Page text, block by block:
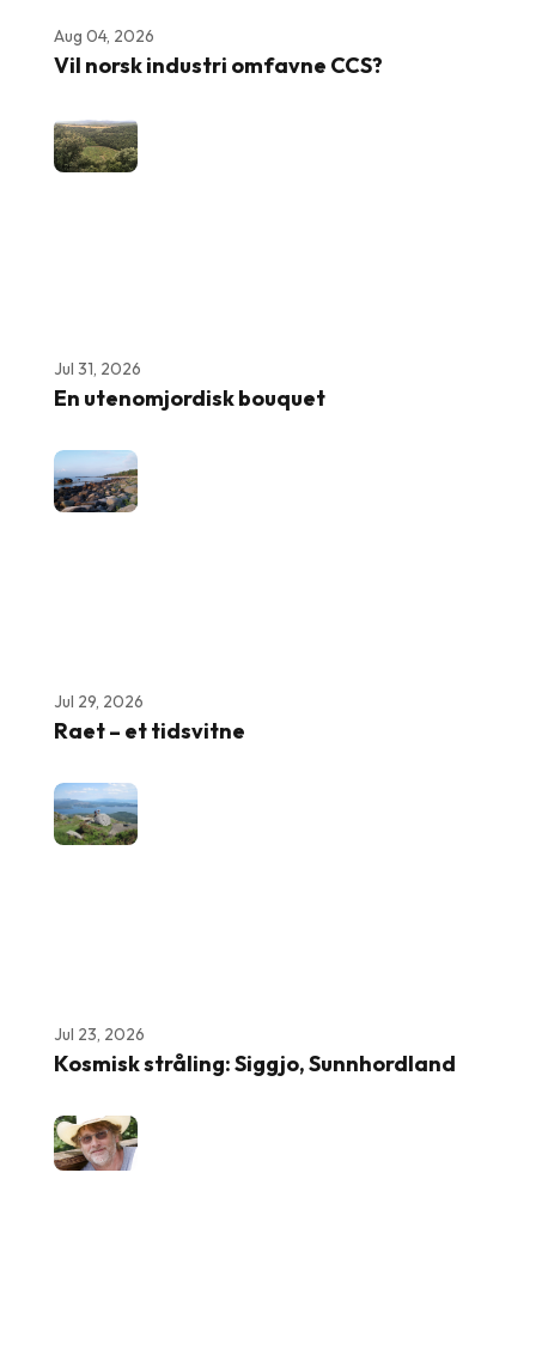
Aug 04, 2026
Vil norsk industri omfavne CCS?
Jul 31, 2026
En utenomjordisk bouquet
Jul 29, 2026
Raet – et tidsvitne
Jul 23, 2026
Kosmisk stråling: Siggjo, Sunnhordland